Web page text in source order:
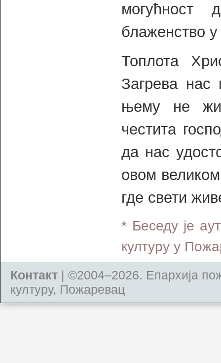
блаженство
Топлота
Загрева нас
њему не
честита
да нас
овом
где свети
* Беседу је
културу у
Контакт | ©2004–2026. Епархија
културу, Пожаревац